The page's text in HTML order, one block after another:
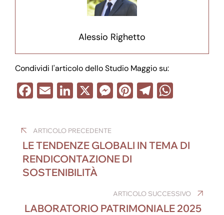
Alessio Righetto
Condividi l'articolo dello Studio Maggio su:
F
c
e
b
o
k
E
ail
Li
k
e
dI
n
X M
e
n
er
Pi
e
st
T
gr
a
s
A
p
articoli
ARTICOLO PRECEDENTE
LE TENDENZE GLOBALI IN TEMA DI
RENDICONTAZIONE DI
SOSTENIBILITÀ
ARTICOLO SUCCESSIVO
LABORATORIO PATRIMONIALE 2025